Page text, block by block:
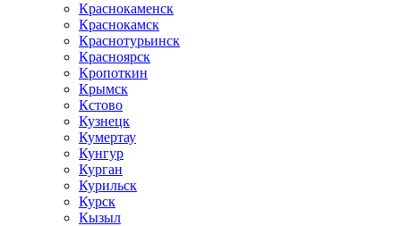
Краснокаменск
Краснокамск
Краснотурьинск
Красноярск
Кропоткин
Крымск
Кстово
Кузнецк
Кумертау
Кунгур
Курган
Курильск
Курск
Кызыл